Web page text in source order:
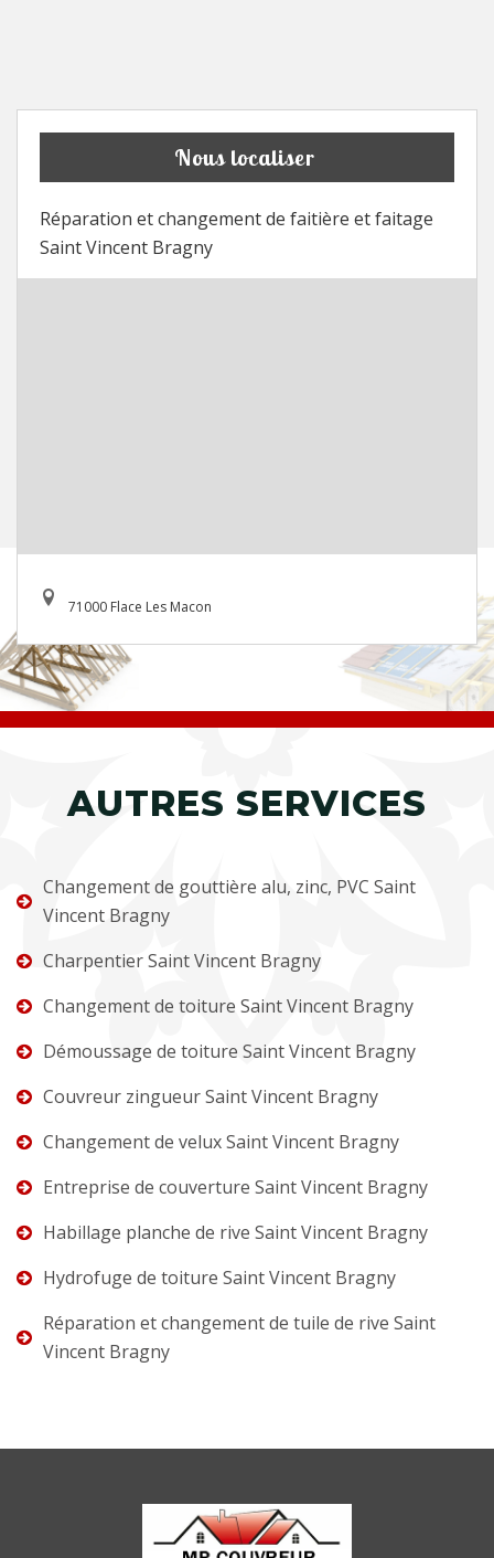
Nous localiser
Réparation et changement de faitière et faitage
Saint Vincent Bragny
71000 Flace Les Macon
AUTRES SERVICES
Changement de gouttière alu, zinc, PVC Saint
Vincent Bragny
Charpentier Saint Vincent Bragny
Changement de toiture Saint Vincent Bragny
Démoussage de toiture Saint Vincent Bragny
Couvreur zingueur Saint Vincent Bragny
Changement de velux Saint Vincent Bragny
Entreprise de couverture Saint Vincent Bragny
Habillage planche de rive Saint Vincent Bragny
Hydrofuge de toiture Saint Vincent Bragny
Réparation et changement de tuile de rive Saint
Vincent Bragny